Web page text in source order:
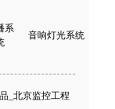
系
音响灯光系统
_北京监控工程